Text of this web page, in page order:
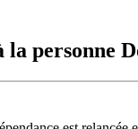
la personne